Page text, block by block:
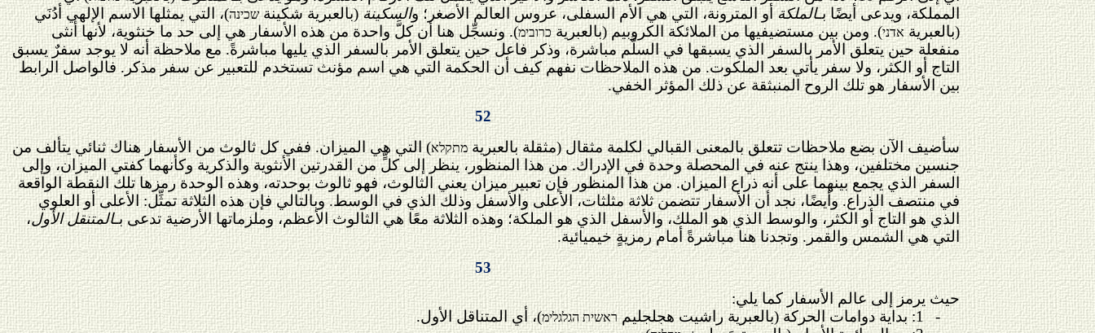
المملكة، ويدعى أيضًا بـالملكةأو المترونة، التي هي الأم السفلى، عروس العالم الأصغر؛ والسكينة(بالعبرية شكينةשכינה)، التي يمثلها الاسم الإلهي أدُنَي
(بالعبريةאדני). ومن بين مستضيفيها من الملائكة الكروبيم (بالعبريةכרובימ). ونسجِّل هنا أن كلَّ واحدة من هذه الأسفار هي إلى حد ما خنثوية، لأنها أنثى
منفعلة حين يتعلق الأمر بالسفر الذي يسبقها في السلَّم مباشرة، وذكر فاعل حين يتعلق الأمر بالسفر الذي يليها مباشرةً. مع ملاحظة أنه لا يوجد سفرٌ يسبق
التاج أو الكثر، ولا سفر يأتي بعد الملكوت. من هذه الملاحظات نفهم كيف أن الحكمة التي هي اسم مؤنث تستخدم للتعبير عن سفر مذكر. فالواصل الرابط
بين الأسفار هو تلك الروح المنبثقة عن ذلك المؤثر الخفي.
52
سأضيف الآن بضع ملاحظات تتعلق بالمعنى القبالي لكلمة مثقال (مثقلة بالعبريةמתקלא) التي هي الميزان. ففي كل ثالوث من الأسفار هناك ثنائي يتألف من
جنسين مختلفين، وهذا ينتج عنه في المحصلة وحدة في الإدراك. من هذا المنظور، ينظر إلى كلٍّ من القدرتين الأنثوية والذكرية وكأنهما كفتي الميزان، وإلى
السفر الذي يجمع بينهما على أنه ذراع الميزان. من هذا المنظور فإن تعبير ميزان يعني الثالوث، فهو ثالوث بوحدته، وهذه الوحدة رمزها تلك النقطة الواقعة
في منتصف الذراع. وأيضًا، نجد أن الأسفار تتضمن ثلاثة مثلثات، الأعلى والأسفل وذلك الذي في الوسط. وبالتالي فإن هذه الثلاثة تمثِّل: الأعلى أو العلوي
الذي هو التاج أو الكثر، والوسط الذي هو الملك، والأسفل الذي هو الملكة؛ وهذه الثلاثة معًا هي الثالوث الأعظم، وملزماتها الأرضية تدعى بـالمتنقل الأول،
التي هي الشمس والقمر. وتجدنا هنا مباشرةً أمام رمزيةٍ خيميائية.
53
حيث يرمز إلى عالم الأسفار كما يلي:
-
1: بداية دوامات الحركة (بالعبرية راشيت هجلجليم ראשית הגלגלימ)، أي المتناقل الأول.